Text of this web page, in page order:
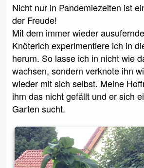
Nicht nur in Pandemiezeiten ist
der Freude!
Mit dem immer wieder
Knöterich experimentiere ich in
herum. So lasse ich in nicht wie
wachsen, sondern verknote ihn
wieder mit sich selbst. Meine
ihm das nicht gefällt und er sich
Garten sucht.